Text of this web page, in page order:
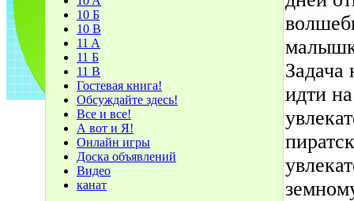
10 Б
10 В
11 A
11 Б
11 В
Гостевая книга!
Обсуждайте здесь!
Все и все!
А вот и Я!
Онлайн игры
Доска объявлений
Видео
канат
Задача
идти